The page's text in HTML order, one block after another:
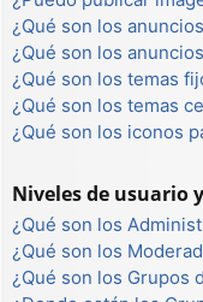
¿Qué son los
¿Qué son los
¿Qué son los temas
¿Qué son los temas
¿Qué son los iconos
Niveles de usuario
¿Qué son los
¿Qué son los
¿Qué son los Grupos